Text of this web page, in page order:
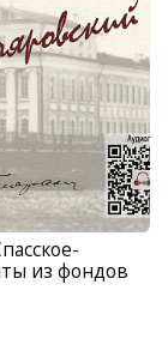
из фондов